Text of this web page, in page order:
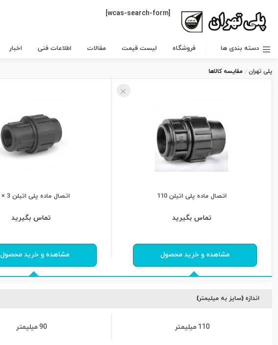
[wcas-search-form]
دسته بندی ها فروشگاه لیست قیمت مقالات اطلاعات فنی اخبار
پلی تهران مقایسه کالاها
اتصال ماده پلی اتیلن 110
تماس بگیرید
مشاهده و خرید محصول
اتصال ماده پلی اتیلن 3 × 90
تماس بگیرید
مشاهده و خرید محصول
اندازه (سایز به میلیمتر)
110 میلیمتر 90 میلیمتر